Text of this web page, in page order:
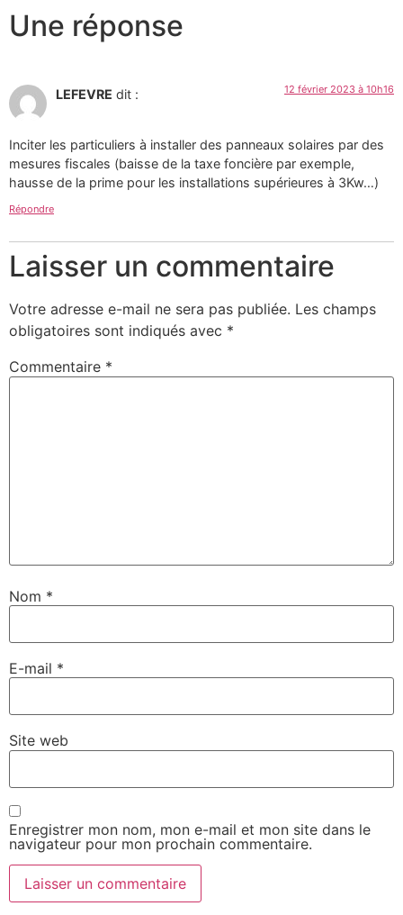
Une réponse
LEFEVRE dit : 12 février 2023 à 10h16
Inciter les particuliers à installer des panneaux solaires par des
mesures fiscales (baisse de la taxe foncière par exemple,
hausse de la prime pour les installations supérieures à 3Kw…)
Répondre
Laisser un commentaire
Votre adresse e-mail ne sera pas publiée. Les champs
obligatoires sont indiqués avec *
Commentaire *
Nom *
E-mail *
Site web
Enregistrer mon nom, mon e-mail et mon site dans le
navigateur pour mon prochain commentaire.